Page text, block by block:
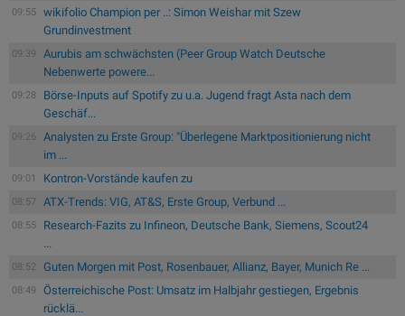
09:55
wikifolio Champion per ..: Simon Weishar mit Szew
Grundinvestment
09:39
Aurubis am schwächsten (Peer Group Watch Deutsche
Nebenwerte powere...
09:28
Börse-Inputs auf Spotify zu u.a. Jugend fragt Asta nach dem
Geschäf...
09:26
Analysten zu Erste Group: "Überlegene Marktpositionierung nicht
im ...
09:01 Kontron-Vorstände kaufen zu
08:57 ATX-Trends: VIG, AT&S, Erste Group, Verbund ...
08:55
Research-Fazits zu Infineon, Deutsche Bank, Siemens, Scout24
...
08:52 Guten Morgen mit Post, Rosenbauer, Allianz, Bayer, Munich Re ...
08:49
Österreichische Post: Umsatz im Halbjahr gestiegen, Ergebnis
rücklä...